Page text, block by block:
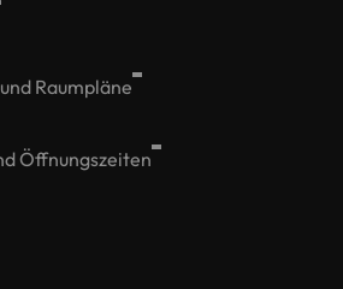
Raumpläne
Öffnungszeiten